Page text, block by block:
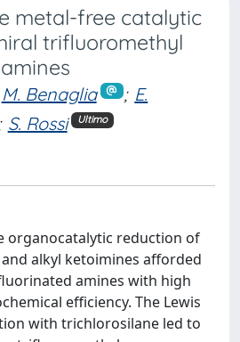
metal-free catalytic
trifluoromethyl
M. Benaglia ; E.
S. Rossi Ultimo
organocatalytic reduction of
alkyl ketoimines afforded
amines with high
efficiency. The Lewis
with trichlorosilane led to